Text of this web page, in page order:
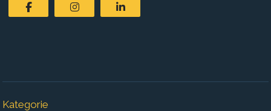
Kategorie